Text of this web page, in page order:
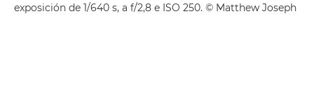
exposición de 1/640 s, a f/2,8 e ISO 250. © Matthew Joseph